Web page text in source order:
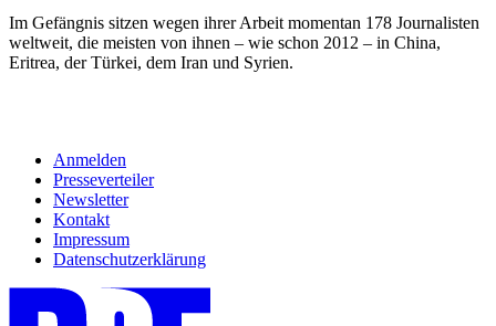
Im Gefängnis sitzen wegen ihrer Arbeit momentan 178 Journalisten
weltweit, die meisten von ihnen – wie schon 2012 – in China,
Eritrea, der Türkei, dem Iran und Syrien.
Anmelden
Presseverteiler
Newsletter
Kontakt
Impressum
Datenschutzerklärung